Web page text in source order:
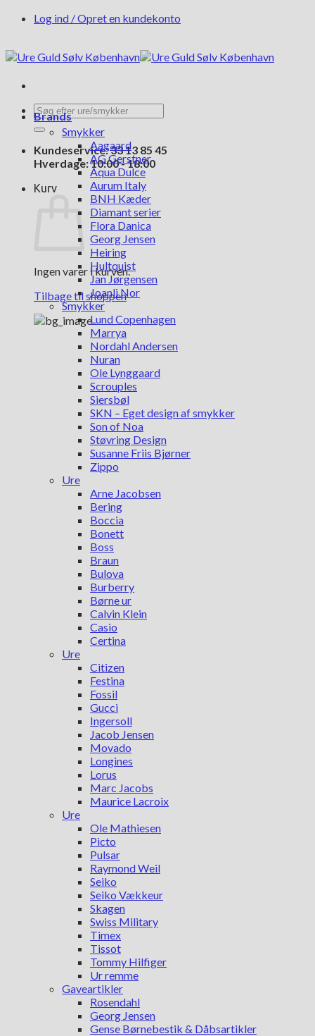
FortsætLog ind / Opret en kundekonto
Søg
efter:
Kundeservice: 33 13 85 45
Hverdage: 10:00 - 18:00
Kurv
Ingen varer i kurven.
Tilbage til shoppen
Brands
Smykker
Aagaard
AG Gerstner
Aqua Dulce
Aurum Italy
BNH Kæder
Diamant serier
Flora Danica
Georg Jensen
Heiring
Hultquist
Jan Jørgensen
Joanli Nor
Smykker
Lund Copenhagen
Marrya
Nordahl Andersen
Nuran
Ole Lynggaard
Scrouples
Siersbøl
SKN – Eget design af smykker
Son of Noa
Støvring Design
Susanne Friis Bjørner
Zippo
Ure
Arne Jacobsen
Bering
Boccia
Bonett
Boss
Braun
Bulova
Burberry
Børne ur
Calvin Klein
Casio
Certina
Ure
Citizen
Festina
Fossil
Gucci
Ingersoll
Jacob Jensen
Movado
Longines
Lorus
Marc Jacobs
Maurice Lacroix
Ure
Ole Mathiesen
Picto
Pulsar
Raymond Weil
Seiko
Seiko Vækkeur
Skagen
Swiss Military
Timex
Tissot
Tommy Hilfiger
Ur remme
Gaveartikler
Rosendahl
Georg Jensen
Gense Børnebestik & Dåbsartikler